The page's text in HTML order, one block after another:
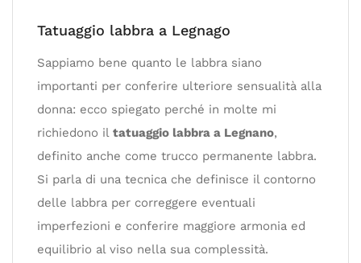
Tatuaggio labbra a Legnago
Sappiamo bene quanto le labbra siano
importanti per conferire ulteriore sensualità alla
donna: ecco spiegato perché in molte mi
richiedono il tatuaggio labbra a Legnano,
definito anche come trucco permanente labbra.
Si parla di una tecnica che definisce il contorno
delle labbra per correggere eventuali
imperfezioni e conferire maggiore armonia ed
equilibrio al viso nella sua complessità.